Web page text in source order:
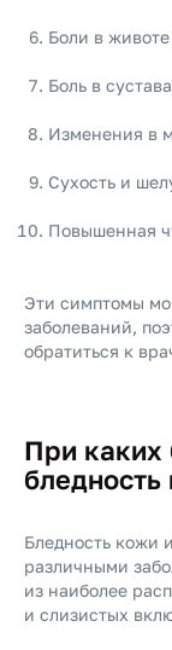
Боли в
Боль в
Изменения в
Сухость и
Повышенная
Эти симптомы
заболеваний,
обратиться к
При каких
Бледность кожи
различными
из наиболее
и слизистых